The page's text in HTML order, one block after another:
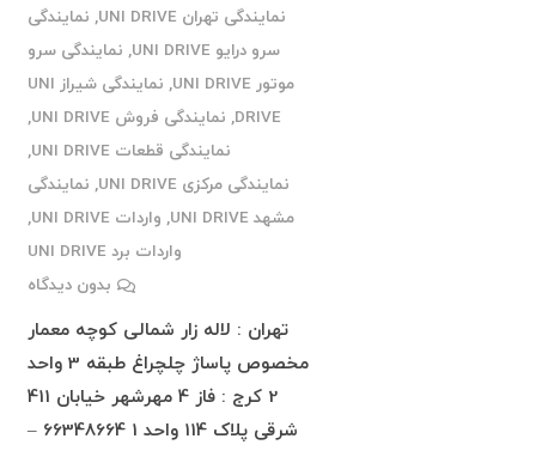
نمایندگی تهران UNI DRIVE
, نمایندگی
سرو درایو UNI DRIVE
, نمایندگی سرو
موتور UNI DRIVE
,
نمایندگی شیراز UNI
DRIVE
, نمایندگی فروش UNI DRIVE
,
نمایندگی قطعات UNI DRIVE
,
نمایندگی مرکزی UNI DRIVE
, نمایندگی
مشهد UNI DRIVE
, واردات UNI DRIVE
,
واردات برد UNI DRIVE
بدون دیدگاه
تهران : لاله زار شمالی کوچه معمار
مخصوص پاساژ چلچراغ طبقه 3 واحد
2 کرج : فاز 4 مهرشهر خیابان 411
شرقی پلاک 114 واحد 1 66348664 –